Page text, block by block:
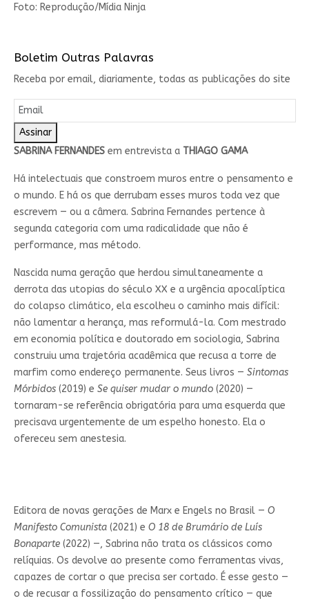
Foto: Reprodução/Mídia Ninja
Boletim Outras Palavras
Receba por email, diariamente, todas as publicações do site
Assinar
SABRINA FERNANDESem entrevista a THIAGO GAMA
Há intelectuais que constroem muros entre o pensamento e
o mundo. E há os que derrubam esses muros toda vez que
escrevem — ou a câmera. Sabrina Fernandes pertence à
segunda categoria com uma radicalidade que não é
performance, mas método.
Nascida numa geração que herdou simultaneamente a
derrota das utopias do século XX e a urgência apocalíptica
do colapso climático, ela escolheu o caminho mais difícil:
não lamentar a herança, mas reformulá-la. Com mestrado
em economia política e doutorado em sociologia, Sabrina
construiu uma trajetória acadêmica que recusa a torre de
marfim como endereço permanente. Seus livros — Sintomas
Mórbidos(2019) e Se quiser mudar o mundo(2020) —
tornaram-se referência obrigatória para uma esquerda que
precisava urgentemente de um espelho honesto. Ela o
ofereceu sem anestesia.
Editora de novas gerações de Marx e Engels no Brasil — O
Manifesto Comunista(2021) e O 18 de Brumário de Luís
Bonaparte(2022) —, Sabrina não trata os clássicos como
relíquias. Os devolve ao presente como ferramentas vivas,
capazes de cortar o que precisa ser cortado. É esse gesto —
o de recusar a fossilização do pensamento crítico — que